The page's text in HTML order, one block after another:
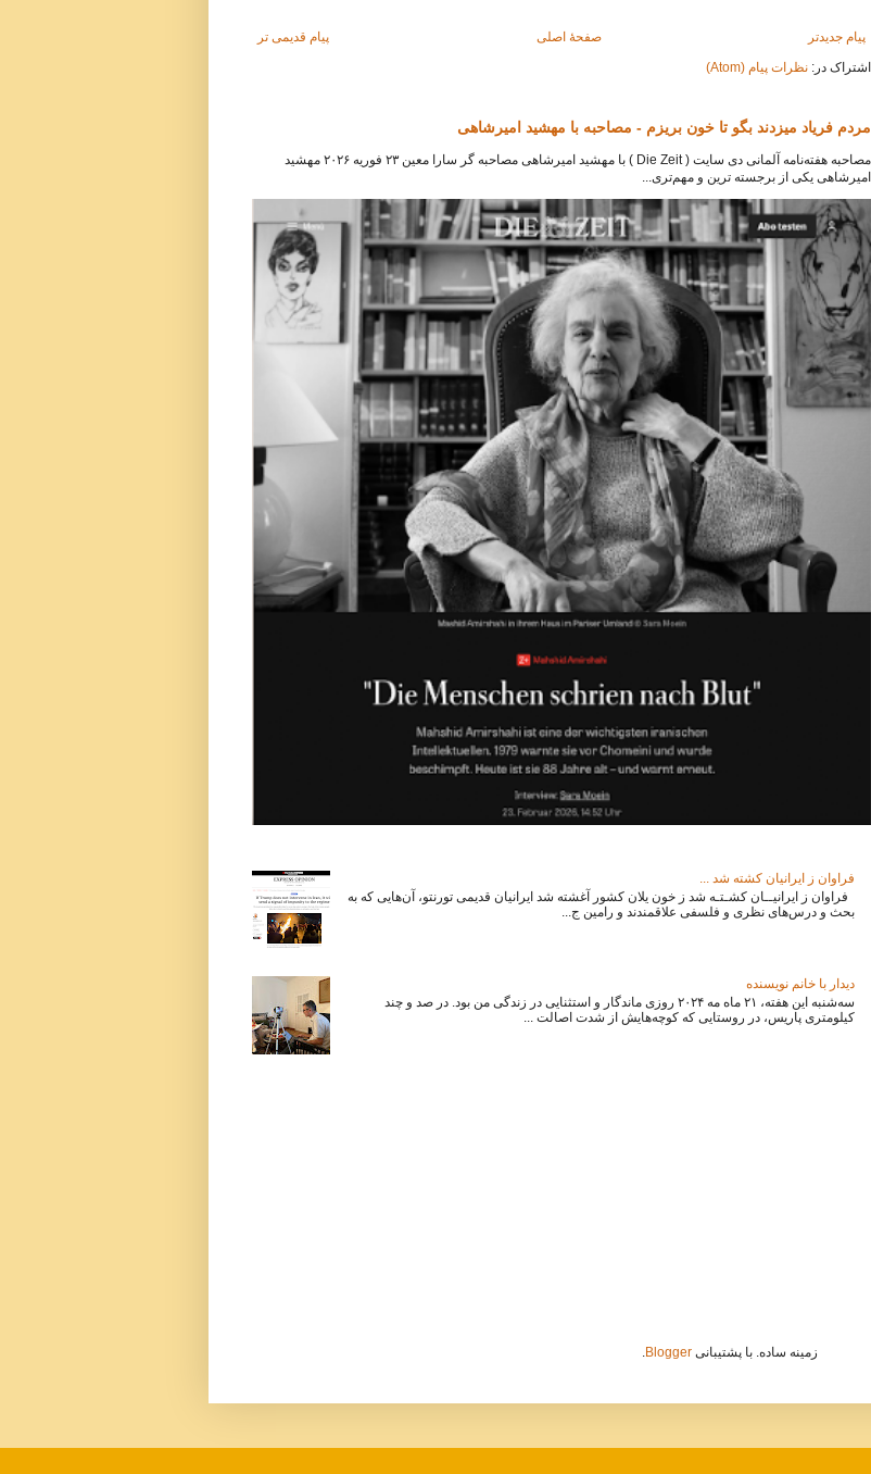
پیام جدیدتر پیام قدیمی تر
صفحهٔ اصلی
اشتراک در: نظرات پیام (Atom)
مردم فریاد میزدند بگو تا خون بریزم - مصاحبه با مهشید امیرشاهی
مصاحبه هفته‌نامه آلمانی دی سایت ( Die Zeit ) با مهشید امیرشاهی مصاحبه گر سارا معین ۲۳ فوریه ۲۰۲۶ مهشید
امیرشاهی یکی از برجسته ترین و مهم‌تری...
فراوان ز ایرانیان کشته شد ...
فراوان ز ایرانیــان کشـتـه شد ز خون یلان کشور آغشته شد ایرانیان قدیمی تورنتو، آن‌هایی که به
بحث و درس‌های نظری و فلسفی علاقمندند و رامین ج...
دیدار با خانم نویسنده
سه‌شنبه این هفته، ۲۱ ماه مه ۲۰۲۴ روزی ماندگار و استثنایی در زندگی من بود. در صد و چند
کیلومتری پاریس، در روستایی که کوچه‌هایش از شدت اصالت ...
زمینه ساده. با پشتیبانی Blogger
.